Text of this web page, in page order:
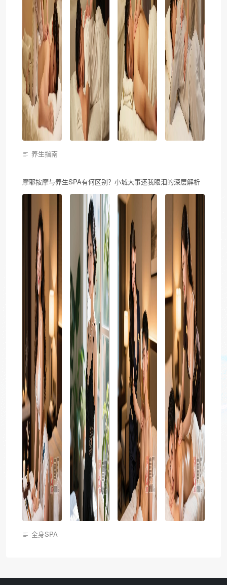
养生指南
摩耶按摩与养生SPA有何区别？小城大事还我眼泪的深层解析
全身SPA